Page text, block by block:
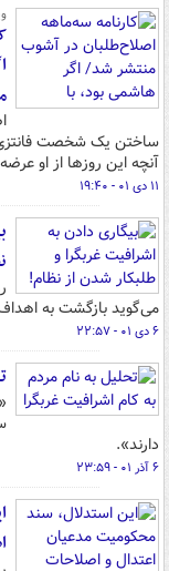
ساختن یک شخصت فانتزی
آنچه این روزها از او
۱۱ دی ۰۱ - ۱۹:۴۰
می‌گوید بازگشت به
۶ دی ۰۱ - ۲۲:۵۷
دارند».
۶ آذر ۰۱ - ۲۳:۵۹